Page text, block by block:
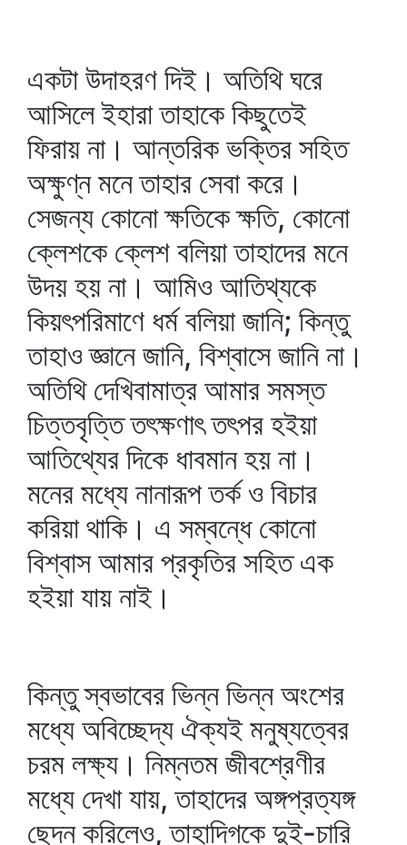
একটা উদাহরণ দিই। অতিথি ঘরে
আসিলে ইহারা তাহাকে কিছুতেই
ফিরায় না। আন্তরিক ভক্তির সহিত
অক্ষুণ্ন মনে তাহার সেবা করে।
সেজন্য কোনো ক্ষতিকে ক্ষতি, কোনো
ক্লেশকে ক্লেশ বলিয়া তাহাদের মনে
উদয় হয় না। আমিও আতিথ্যকে
কিয়ৎপরিমাণে ধর্ম বলিয়া জানি; কিন্তু
তাহাও জ্ঞানে জানি, বিশ্বাসে জানি না।
অতিথি দেখিবামাত্র আমার সমস্ত
চিত্তবৃত্তি তৎক্ষণাৎ তৎপর হইয়া
আতিথ্যের দিকে ধাবমান হয় না।
মনের মধ্যে নানারূপ তর্ক ও বিচার
করিয়া থাকি। এ সম্বন্ধে কোনো
বিশ্বাস আমার প্রকৃতির সহিত এক
হইয়া যায় নাই।
কিন্তু স্বভাবের ভিন্ন ভিন্ন অংশের
মধ্যে অবিচ্ছেদ্য ঐক্যই মনুষ্যত্বের
চরম লক্ষ্য। নিম্নতম জীবশ্রেণীর
মধ্যে দেখা যায়, তাহাদের অঙ্গপ্রত্যঙ্গ
ছেদন করিলেও, তাহাদিগকে দুই-চারি